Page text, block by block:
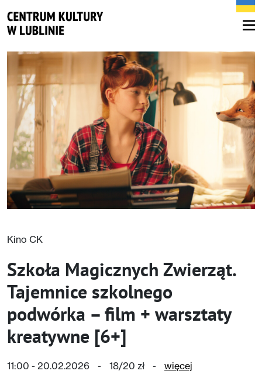
Kino CK
Szkoła Magicznych Zwierząt.
Tajemnice szkolnego
podwórka – film + warsztaty
kreatywne [6+]
11:00 - 20.02.2026 - 18/20 zł - więcej